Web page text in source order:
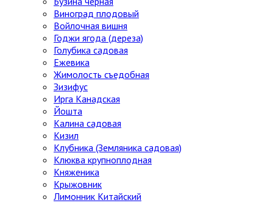
Виноград плодовый
Войлочная вишня
Годжи ягода (дереза)
Голубика садовая
Ежевика
Жимолость съедобная
Зизифус
Ирга Канадская
Йошта
Калина садовая
Кизил
Клубника (Земляника садовая)
Клюква крупноплодная
Княженика
Крыжовник
Лимонник Китайский